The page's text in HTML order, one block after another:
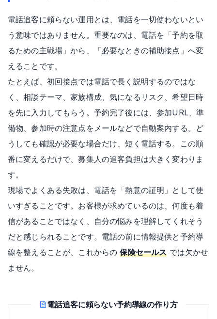
電話追客に頼らない運用とは、電話を一切使わないとい
う意味ではありません。重要なのは、電話を「予約を取
るための主戦場」から、「必要なときの補助接点」へ変
えることです。
たとえば、初回接点では電話で長く説明するのではな
く、相談テーマ、家族構成、気になるリスク、希望日時
を先に入力してもらう。予約完了後には、参加URL、準
備物、参加時の注意点をメールなどで自動案内する。ど
うしても確認が必要な場合だけ、短く電話する。この順
番に変えるだけで、募集人の追客負担は大きく変わりま
す。
現場でよくある失敗は、電話を「熱意の証明」として使
いすぎることです。お客様が求めているのは、何度も着
信があることではなく、自分の悩みを理解してくれそう
だと感じられることです。電話の前に情報提供と予約導
線を整えることが、これからの保険セールス では欠かせ
ません。
電話追客に頼らない予約導線の作り方